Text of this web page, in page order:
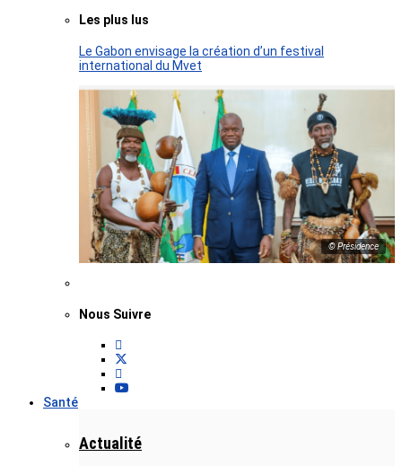
Les plus lus
Le Gabon envisage la création d’un festival
international du Mvet
© Présidence
Nous Suivre
Santé
Actualité